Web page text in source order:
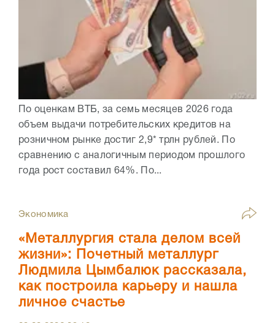
По оценкам ВТБ, за семь месяцев 2026 года
объем выдачи потребительских кредитов на
розничном рынке достиг 2,9* трлн рублей. По
сравнению с аналогичным периодом прошлого
года рост составил 64%. По...
Экономика
«Металлургия стала делом всей
жизни»: Почетный металлург
Людмила Цымбалюк рассказала,
как построила карьеру и нашла
личное счастье